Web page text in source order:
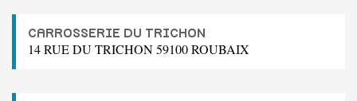
CARROSSERIE DU TRICHON
14 RUE DU TRICHON 59100 ROUBAIX